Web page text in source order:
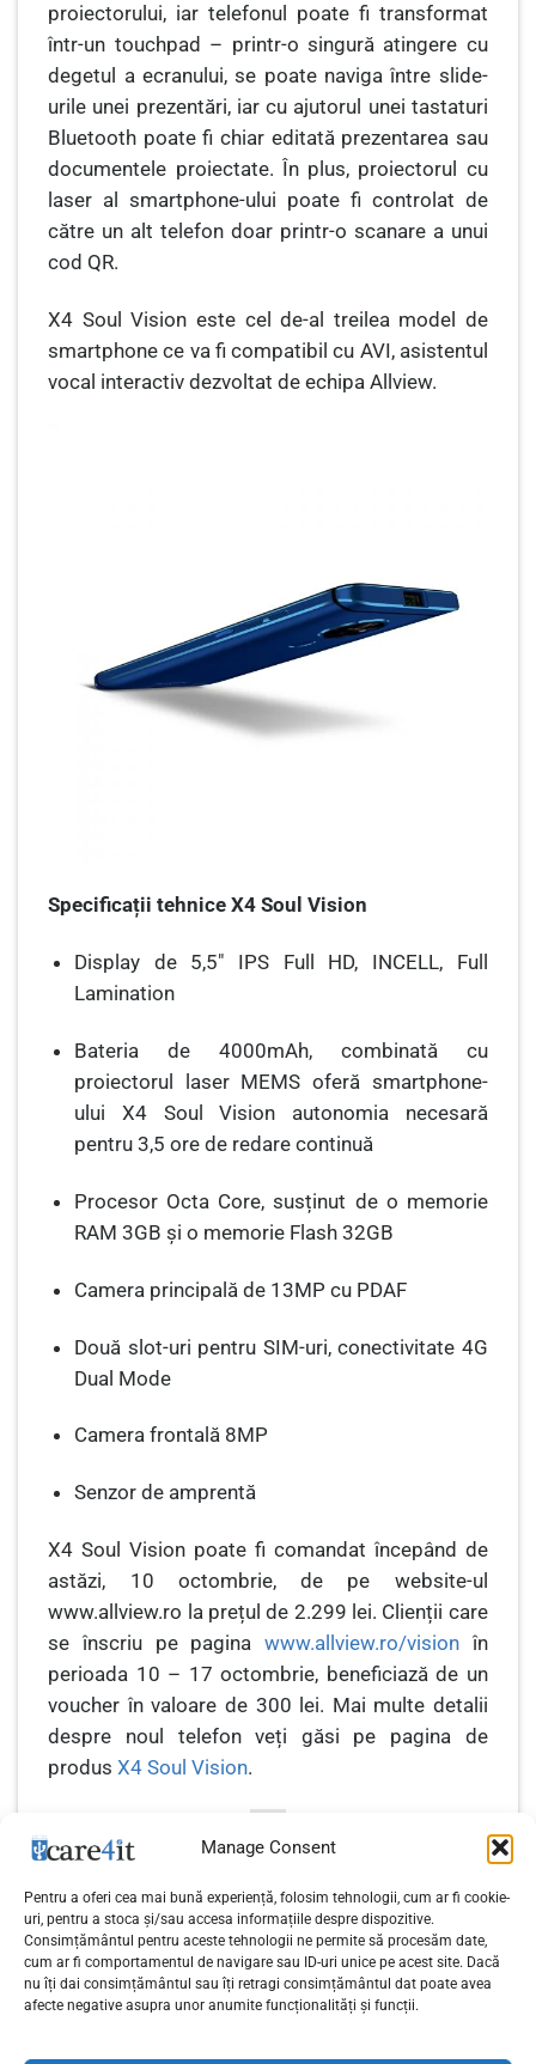
Manage Consent
Pentru a oferi cea mai bună experiență, folosim tehnologii, cum ar fi cookie-
uri, pentru a stoca și/sau accesa informațiile despre dispozitive.
Consimțământul pentru aceste tehnologii ne permite să procesăm date,
cum ar fi comportamentul de navigare sau ID-uri unice pe acest site. Dacă
nu îți dai consimțământul sau îți retragi consimțământul dat poate avea
afecte negative asupra unor anumite funcționalități și funcții.
proiectorului, iar telefonul poate fi transformat
într-un touchpad – printr-o singură atingere cu
degetul a ecranului, se poate naviga între slide-
urile unei prezentări, iar cu ajutorul unei tastaturi
Bluetooth poate fi chiar editată prezentarea sau
documentele proiectate. În plus, proiectorul cu
laser al smartphone-ului poate fi controlat de
către un alt telefon doar printr-o scanare a unui
cod QR.
X4 Soul Vision este cel de-al treilea model de
smartphone ce va fi compatibil cu AVI, asistentul
vocal interactiv dezvoltat de echipa Allview.
Specificații tehnice X4 Soul Vision
Display de 5,5″ IPS Full HD, INCELL, Full
Lamination
Bateria de 4000mAh, combinată cu
proiectorul laser MEMS oferă smartphone-
ului X4 Soul Vision autonomia necesară
pentru 3,5 ore de redare continuă
Procesor Octa Core, susținut de o memorie
RAM 3GB și o memorie Flash 32GB
Camera principală de 13MP cu PDAF
Două slot-uri pentru SIM-uri, conectivitate 4G
Dual Mode
Camera frontală 8MP
Senzor de amprentă
X4 Soul Vision poate fi comandat începând de
astăzi, 10 octombrie, de pe website-ul
www.allview.ro la prețul de 2.299 lei. Clienții care
se înscriu pe paginawww.allview.ro/vision în
perioada 10 – 17 octombrie, beneficiază de un
voucher în valoare de 300 lei. Mai multe detalii
despre noul telefon veți găsi pe pagina de
produsX4 Soul Vision.
Cum să alegi monitorul
perfect pentru o utilizare
îndelungată
Gigabyte Geforce GTX
1080 Ti Aorus Xtreme
Edition 11G – GTX 1080 Ti